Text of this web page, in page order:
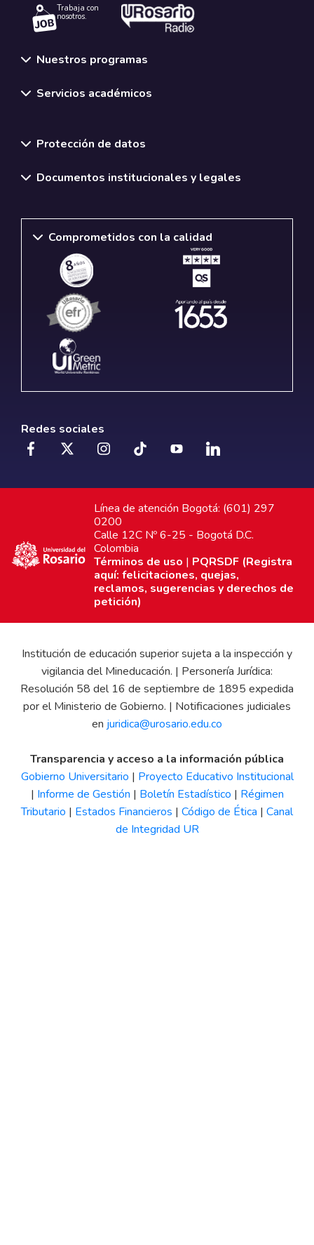
Trabaja con
nosotros.
Nuestros programas
Servicios académicos
Protección de datos
Documentos institucionales y legales
Comprometidos con la calidad
Redes sociales
Línea de atención Bogotá: (601) 297
0200
Calle 12C Nº 6-25 - Bogotá D.C.
Colombia
Términos de uso | PQRSDF (Registra
aquí: felicitaciones, quejas,
reclamos, sugerencias y derechos de
petición)
Institución de educación superior sujeta a la inspección y
vigilancia del Mineducación. | Personería Jurídica:
Resolución 58 del 16 de septiembre de 1895 expedida
por el Ministerio de Gobierno. | Notificaciones judiciales
en juridica@urosario.edu.co
Transparencia y acceso a la información pública
Gobierno Universitario | Proyecto Educativo Institucional
| Informe de Gestión | Boletín Estadístico | Régimen
Tributario | Estados Financieros | Código de Ética | Canal
de Integridad UR